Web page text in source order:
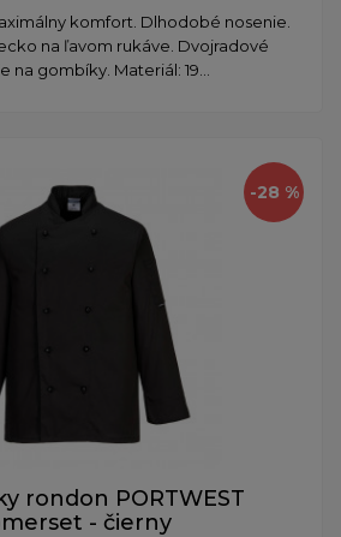
komfort. Dlhodobé nosenie.
na ľavom rukáve. Dvojradové
na gombíky. Materiál: 19...
-28 %
rondon PORTWEST
- čierny